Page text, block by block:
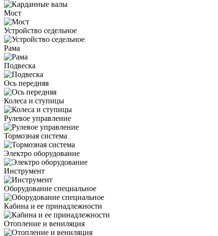
Мост
Устройство седельное
Рама
Подвеска
Ось передняя
Колеса и ступицы
Рулевое управление
Тормозная система
Электро оборудование
Инструмент
Оборудование специальное
Кабина и ее принадлежности
Отопление и вениляция